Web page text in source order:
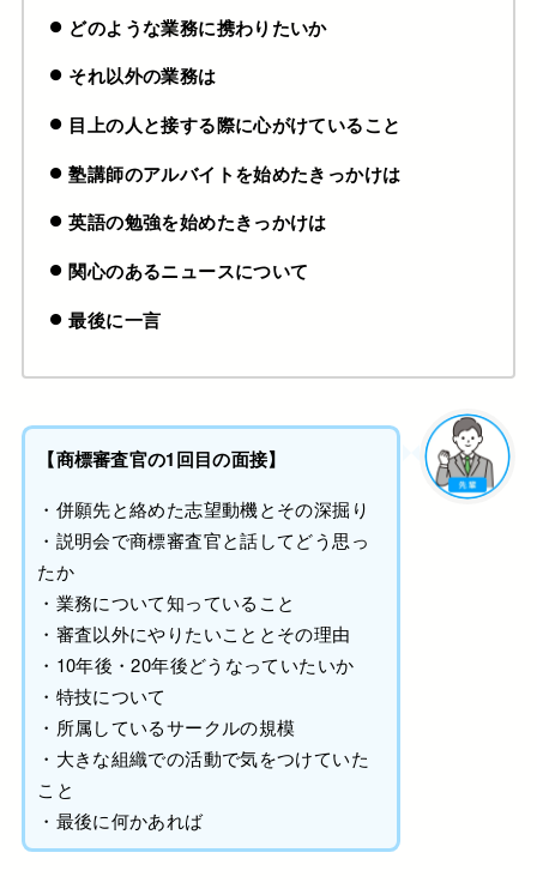
どのような業務に携わりたいか
それ以外の業務は
目上の人と接する際に心がけていること
塾講師のアルバイトを始めたきっかけは
英語の勉強を始めたきっかけは
関心のあるニュースについて
最後に一言
【商標審査官の1回目の面接】
・併願先と絡めた志望動機とその深掘り
・説明会で商標審査官と話してどう思っ
たか
・業務について知っていること
・審査以外にやりたいこととその理由
・10年後・20年後どうなっていたいか
・特技について
・所属しているサークルの規模
・大きな組織での活動で気をつけていた
こと
・最後に何かあれば